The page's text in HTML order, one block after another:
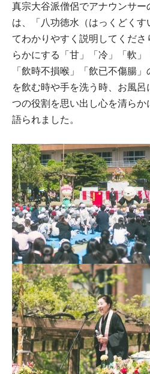
真宗大谷派僧侶でアナウンサ
は、「八功徳水（はっくどく
てわかりやすく説明してくだ
らかにする「甘」「冷」「軟」
「飲時不損喉」「飲已不傷腸
を飲む時や手を洗う時、お風呂
つの役割を思い出し心を清らか
語られました。